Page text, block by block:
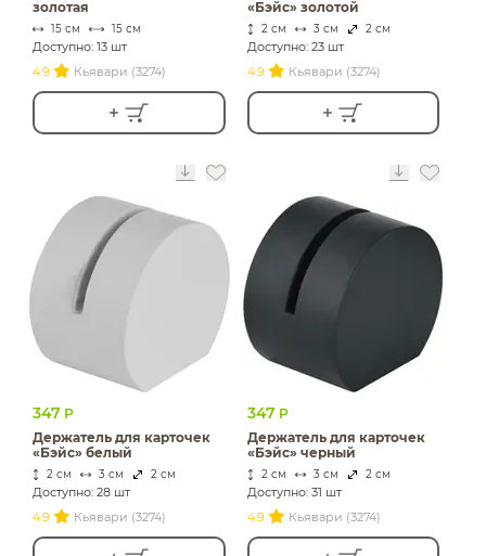
золотая
15 см 15 см
Доступно: 13 шт
4.9
Кьявари (3274)
«Бэйс» золотой
2 см 3 см 2 см
Доступно: 23 шт
4.9
Кьявари (3274)
347 Р
Держатель для карточек
«Бэйс» белый
2 см 3 см 2 см
Доступно: 28 шт
4.9
Кьявари (3274)
347 Р
Держатель для карточек
«Бэйс» черный
2 см 3 см 2 см
Доступно: 31 шт
4.9
Кьявари (3274)